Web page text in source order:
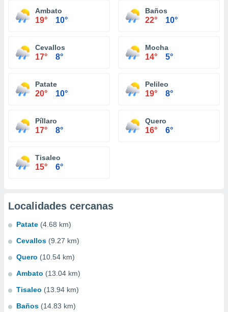
Ambato
19° 10°
Baños
22° 10°
Cevallos
17° 8°
Mocha
14° 5°
Patate
20° 10°
Pelileo
19° 8°
Píllaro
17° 8°
Quero
16° 6°
Tisaleo
15° 6°
Localidades cercanas
Patate (4.68 km)
Cevallos (9.27 km)
Quero (10.54 km)
Ambato (13.04 km)
Tisaleo (13.94 km)
Baños (14.83 km)